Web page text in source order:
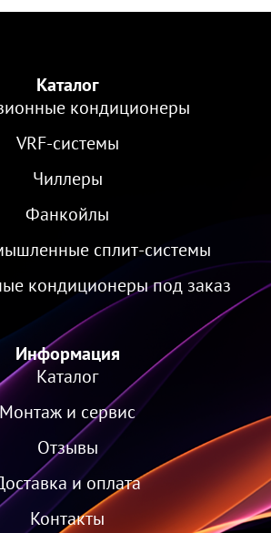
Каталог
кондиционеры
VRF-cистемы
Чиллеры
Фанкойлы
сплит-системы
кондиционеры под заказ
Информация
Каталог
Монтаж и сервис
Отзывы
и оплата
Контакты